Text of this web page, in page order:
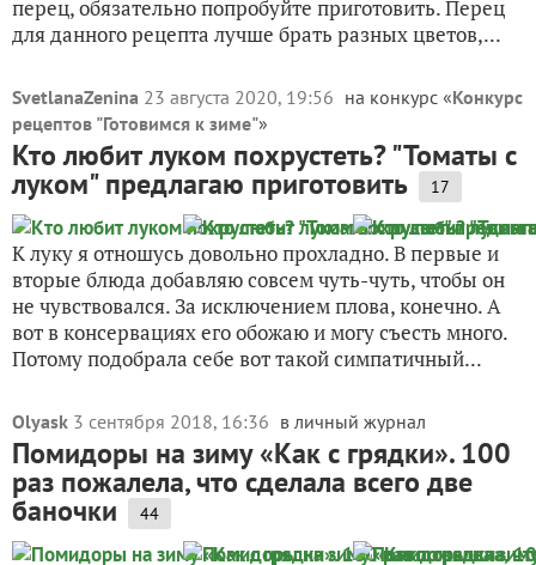
перец, обязательно попробуйте приготовить. Перец
для данного рецепта лучше брать разных цветов,...
SvetlanaZenina 23 августа 2020, 19:56 на конкурс «Конкурс
рецептов "Готовимся к зиме"»
Кто любит луком похрустеть? "Томаты с
луком" предлагаю приготовить 17
К луку я отношусь довольно прохладно. В первые и
вторые блюда добавляю совсем чуть-чуть, чтобы он
не чувствовался. За исключением плова, конечно. А
вот в консервациях его обожаю и могу съесть много.
Потому подобрала себе вот такой симпатичный...
Olyask 3 сентября 2018, 16:36 в личный журнал
Помидоры на зиму «Как с грядки». 100
раз пожалела, что сделала всего две
баночки 44